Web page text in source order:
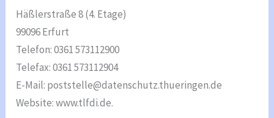
Häßlerstraße 8 (4. Etage)
99096 Erfurt
Telefon: 0361 573112900
Telefax: 0361 573112904
E-Mail: poststelle@datenschutz.thueringen.de
Website: www.tlfdi.de.